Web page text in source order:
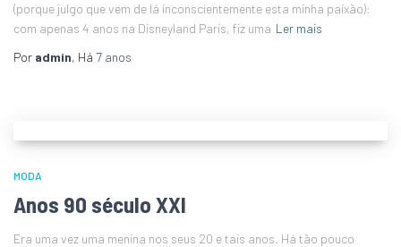
(porque julgo que vem de lá inconscientemente esta minha paixão):
com apenas 4 anos na Disneyland Paris, fiz uma Ler mais
Por admin, Há 7 anos
MODA
Anos 90 século XXI
Era uma vez uma menina nos seus 20 e tais anos. Há tão pouco